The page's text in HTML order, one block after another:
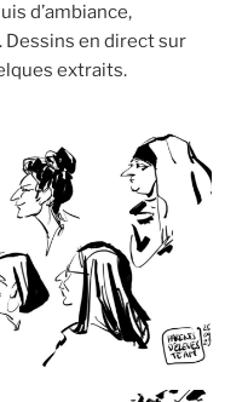
d’ambiance,
en direct sur
extraits.